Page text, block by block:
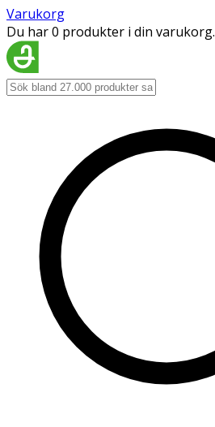
Varukorg
Du har 0 produkter i din varukorg.